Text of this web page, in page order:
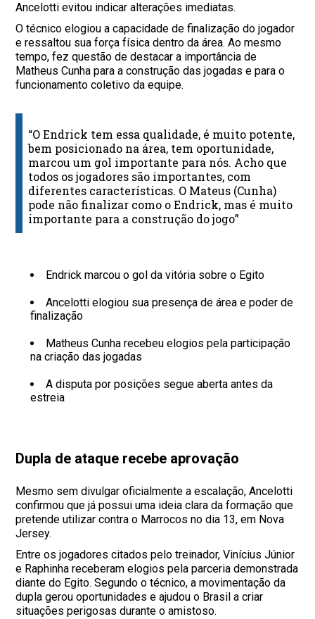
Ancelotti evitou indicar alterações imediatas.
O técnico elogiou a capacidade de finalização do jogador
e ressaltou sua força física dentro da área. Ao mesmo
tempo, fez questão de destacar a importância de
Matheus Cunha para a construção das jogadas e para o
funcionamento coletivo da equipe.
“O Endrick tem essa qualidade, é muito potente,
bem posicionado na área, tem oportunidade,
marcou um gol importante para nós. Acho que
todos os jogadores são importantes, com
diferentes características. O Mateus (Cunha)
pode não finalizar como o Endrick, mas é muito
importante para a construção do jogo”
Endrick marcou o gol da vitória sobre o Egito
Ancelotti elogiou sua presença de área e poder de
finalização
Matheus Cunha recebeu elogios pela participação
na criação das jogadas
A disputa por posições segue aberta antes da
estreia
Dupla de ataque recebe aprovação
Mesmo sem divulgar oficialmente a escalação, Ancelotti
confirmou que já possui uma ideia clara da formação que
pretende utilizar contra o Marrocos no dia 13, em Nova
Jersey.
Entre os jogadores citados pelo treinador, Vinícius Júnior
e Raphinha receberam elogios pela parceria demonstrada
diante do Egito. Segundo o técnico, a movimentação da
dupla gerou oportunidades e ajudou o Brasil a criar
situações perigosas durante o amistoso.